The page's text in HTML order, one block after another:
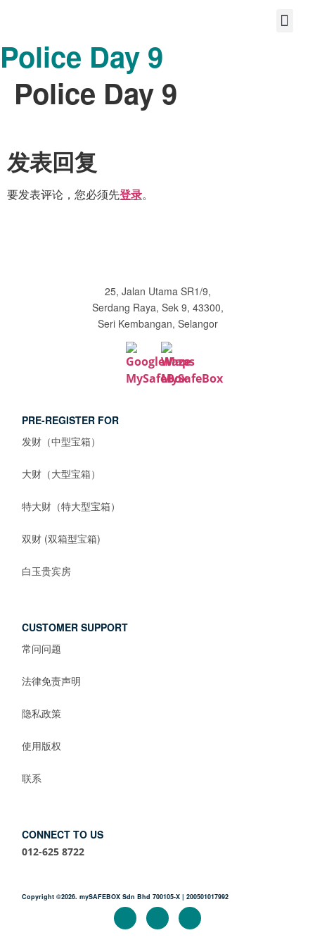
Police Day 9
Police Day 9
发表回复
要发表评论，您必须先登录。
25, Jalan Utama SR1/9,
Serdang Raya, Sek 9, 43300,
Seri Kembangan, Selangor
PRE-REGISTER FOR
发财（中型宝箱）
大财（大型宝箱）
特大财（特大型宝箱）
双财 (双箱型宝箱)
白玉贵宾房
CUSTOMER SUPPORT
常问问题
法律免责声明
隐私政策
使用版权
联系
CONNECT TO US
012-625 8722
Copyright ©2026. mySAFEBOX Sdn Bhd 700105-X | 200501017992